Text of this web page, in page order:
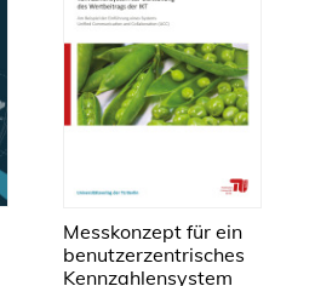
Messkonzept für ein
benutzerzentrisches
Kennzahlensystem